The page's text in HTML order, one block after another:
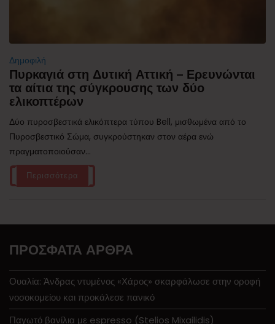
Δημοφιλή
Πυρκαγιά στη Δυτική Αττική – Ερευνώνται
τα αίτια της σύγκρουσης των δύο
ελικοπτέρων
Δύο πυροσβεστικά ελικόπτερα τύπου Bell, μισθωμένα από το
Πυροσβεστικό Σώμα, συγκρούστηκαν στον αέρα ενώ
πραγματοποιούσαν...
Περισσότερα
ΠΡΌΣΦΑΤΑ ΆΡΘΡΑ
Ουαλία: Άνδρας ντυμένος «Χάρος» σκαρφάλωσε στην οροφή
νοσοκομείου και προκάλεσε πανικό
Παγωτό βανίλια με espresso (Stelios Mixailidis)